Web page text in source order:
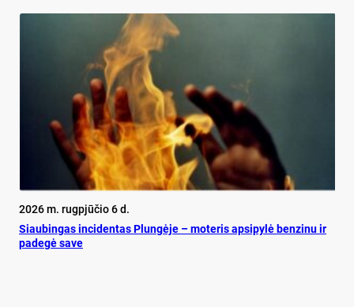
2026 m. rugpjūčio 6 d.
Siau­bin­gas in­ci­den­tas Plun­gė­je – mo­te­ris ap­si­py­lė ben­zi­nu ir
pa­de­gė sa­ve